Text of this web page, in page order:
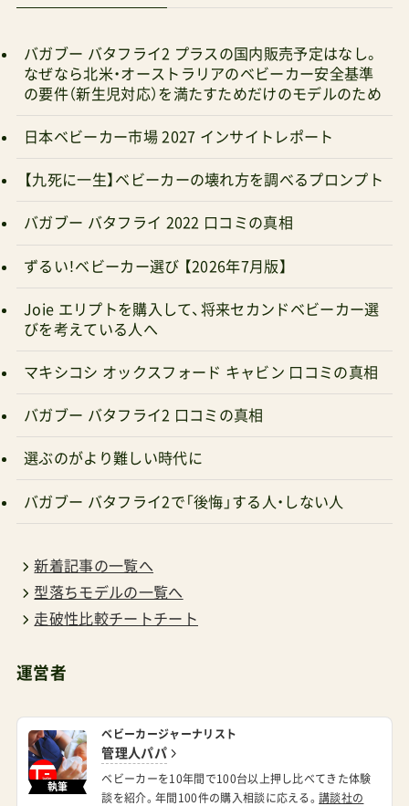
バガブー バタフライ2 プラスの国内販売予定はなし。
なぜなら北米・オーストラリアのベビーカー安全基準
の要件（新生児対応）を満たすためだけのモデルのため
日本ベビーカー市場 2027 インサイトレポート
【九死に一生】ベビーカーの壊れ方を調べるプロンプト
バガブー バタフライ 2022 口コミの真相
ずるい！ベビーカー選び 【2026年7月版】
Joie エリプトを購入して、将来セカンドベビーカー選
びを考えている人へ
マキシコシ オックスフォード キャビン 口コミの真相
バガブー バタフライ2 口コミの真相
選ぶのがより難しい時代に
バガブー バタフライ2で「後悔」する人・しない人
新着記事の一覧へ
型落ちモデルの一覧へ
走破性比較チートチート
運営者
執筆
ベビーカージャーナリスト
管理人パパ
ベビーカーを10年間で100台以上押し比べてきた体験
談を紹介。年間100件の購入相談に応える。講談社の